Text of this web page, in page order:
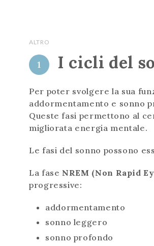
ALTRO
1 I cicli del
Per poter svolgere la sua
addormentamento e sonno
Queste fasi permettono al
migliorata energia mentale.
Le fasi del sonno possono
La fase NREM (Non Rapid
progressive:
addormentamento
sonno leggero
sonno profondo